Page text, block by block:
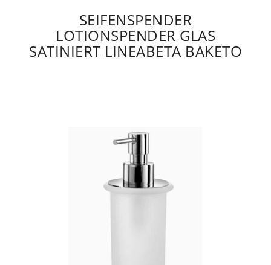
SEIFENSPENDER
LOTIONSPENDER GLAS
SATINIERT LINEABETA BAKETO